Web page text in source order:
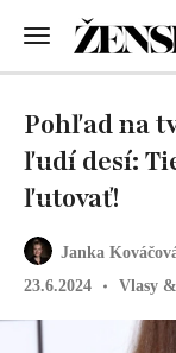
Janka
23.6.2024
Vlasy
Pohľad na
ľudí desí:
ľutovať!